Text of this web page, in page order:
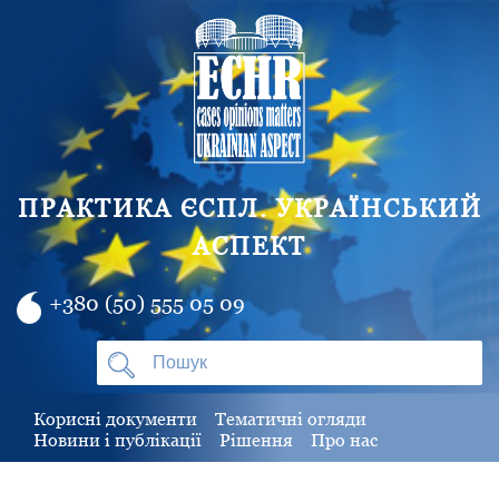
ПРАКТИКА ЄСПЛ. УКРАЇНСЬКИЙ
АСПЕКТ
+380 (50) 555 05 09
Корисні документи
Тематичні огляди
Новини і публікації
Рішення Про нас